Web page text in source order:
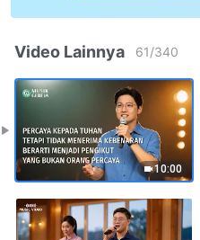
Video Lainnya 61/340
10:00